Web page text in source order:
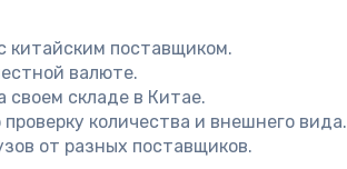
китайским поставщиком.
валюте.
своем складе в Китае.
количества и внешнего вида.
от разных поставщиков.